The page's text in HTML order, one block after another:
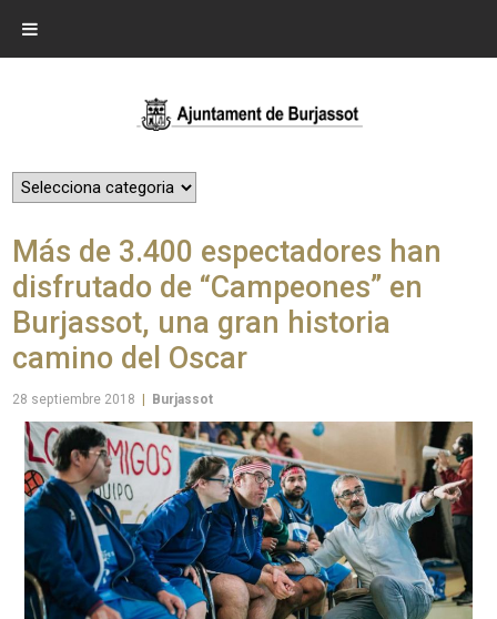
Más de 3.400 espectadores han
disfrutado de “Campeones” en
Burjassot, una gran historia
camino del Oscar
28 septiembre 2018 Burjassot